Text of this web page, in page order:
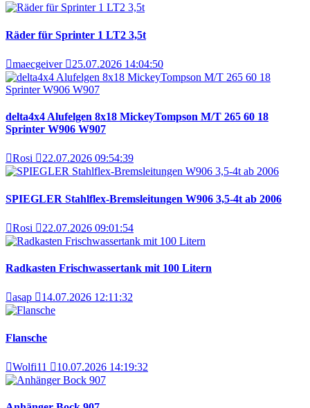
Räder für Sprinter 1 LT2 3,5t
maecgeiver 25.07.2026 14:04:50
delta4x4 Alufelgen 8x18 MickeyTompson M/T 265 60 18
Sprinter W906 W907
Rosi 22.07.2026 09:54:39
SPIEGLER Stahlflex-Bremsleitungen W906 3,5-4t ab 2006
Rosi 22.07.2026 09:01:54
Radkasten Frischwassertank mit 100 Litern
asap 14.07.2026 12:11:32
Flansche
Wolfi11 10.07.2026 14:19:32